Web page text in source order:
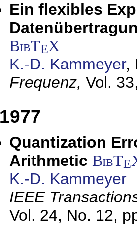
Ein flexibles
BibTEX
K.-D. Kammeyer,
Frequenz, Vol.
1977
Quantization
Arithmetic BibTE
K.-D. Kammeyer
IEEE
Vol. 24, No. 12,